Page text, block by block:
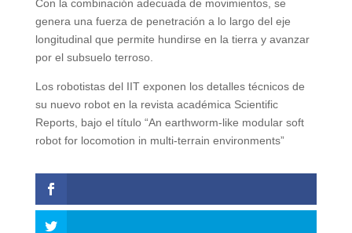
Con la combinación adecuada de movimientos, se
genera una fuerza de penetración a lo largo del eje
longitudinal que permite hundirse en la tierra y avanzar
por el subsuelo terroso.
Los robotistas del IIT exponen los detalles técnicos de
su nuevo robot en la revista académica Scientific
Reports, bajo el título “An earthworm-like modular soft
robot for locomotion in multi-terrain environments”